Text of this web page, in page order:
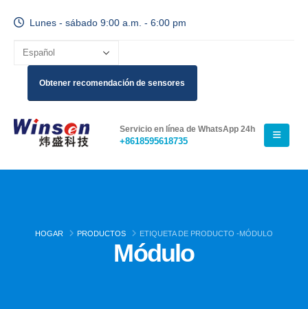
Lunes - sábado 9:00 a.m. - 6:00 pm
Obtener recomendación de sensores
Servicio en línea de WhatsApp 24h
+8618595618735
HOGAR PRODUCTOS ETIQUETA DE PRODUCTO -MÓDULO
Módulo